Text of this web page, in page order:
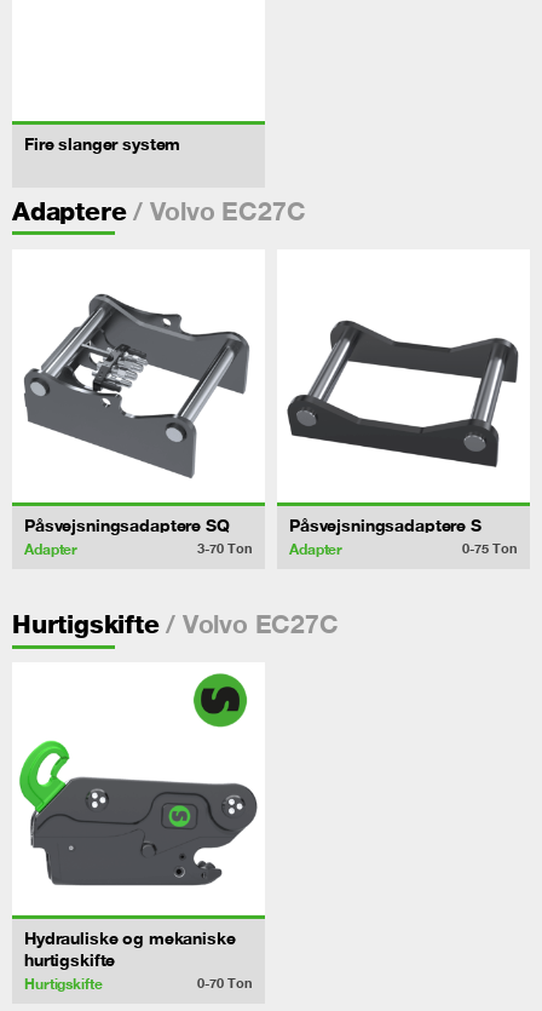
Fire slanger system
Adaptere/ Volvo EC27C
Påsvejsningsadaptere SQ
Adapter 3-70 Ton
Påsvejsningsadaptere S
Adapter 0-75 Ton
Hurtigskifte/ Volvo EC27C
Hydrauliske og mekaniske
hurtigskifte
Hurtigskifte 0-70 Ton